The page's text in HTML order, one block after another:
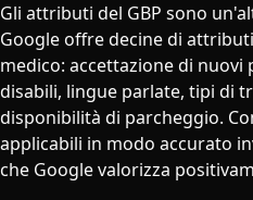
Gli attributi del GBP sono
Google offre decine di
medico: accettazione di nuovi
disabili, lingue parlate, tipi di
disponibilità di parcheggio.
applicabili in modo accurato
che Google valorizza